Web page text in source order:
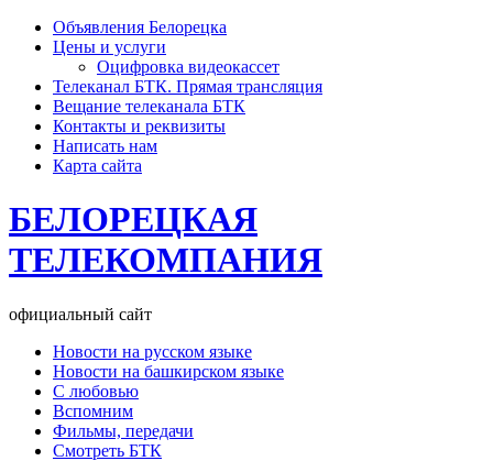
Объявления Белорецка
Цены и услуги
Оцифровка видеокассет
Телеканал БТК. Прямая трансляция
Вещание телеканала БТК
Контакты и реквизиты
Написать нам
Карта сайта
БЕЛОРЕЦКАЯ
ТЕЛЕКОМПАНИЯ
официальный сайт
Новости на русском языке
Новости на башкирском языке
С любовью
Вспомним
Фильмы, передачи
Смотреть БТК